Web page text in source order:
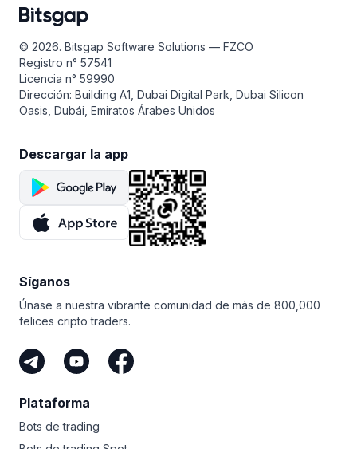
del uso de nuestra plataforma.
con toda su funcionalidad. Además, con el modo demo,
puedes probar con seguridad nuestros bots
Advanced, y muchos otros con multitud de fondos
de demostración en la cuenta. Una prueba gratuita
es la mejor manera de llevar tu trading al siguiente nivel.
© 2026. Bitsgap Software Solutions — FZCO
Registro n° 57541
Licencia n° 59990
Dirección: Building A1, Dubai Digital Park, Dubai Silicon
Oasis, Dubái, Emiratos Árabes Unidos
Descargar la app
Síganos
Únase a nuestra vibrante comunidad de más de 800,000
felices cripto traders.
Plataforma
Bots de trading